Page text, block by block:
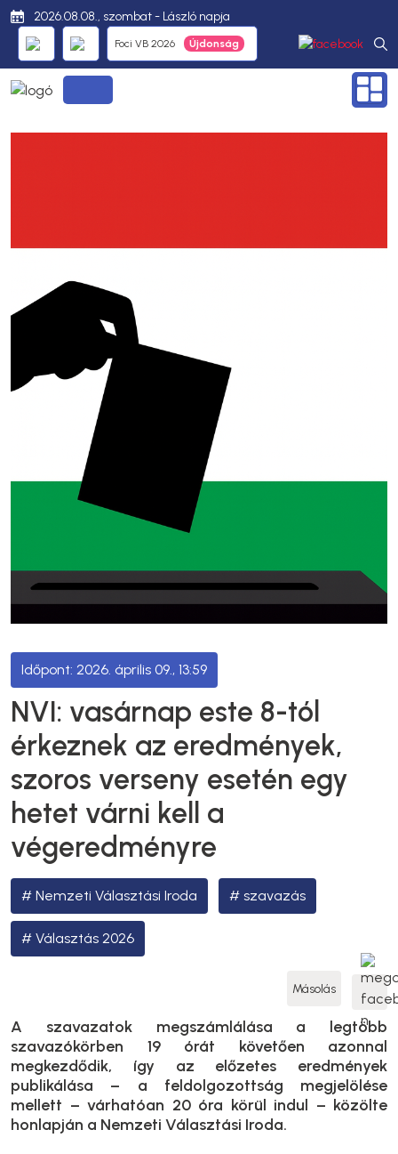
2026.08.08., szombat - László napja
Foci VB 2026
2026. április 09., 13:59
NVI: vasárnap este 8-tól
érkeznek az eredmények,
szoros verseny esetén egy
hetet várni kell a
végeredményre
Nemzeti Választási Iroda szavazás
Választás 2026
Másolás
A szavazatok megszámlálása a legtöbb
szavazókörben 19 órát követően azonnal
megkezdődik, így az előzetes eredmények
publikálása – a feldolgozottság megjelölése
mellett – várhatóan 20 óra körül indul – közölte
honlapján a Nemzeti Választási Iroda.